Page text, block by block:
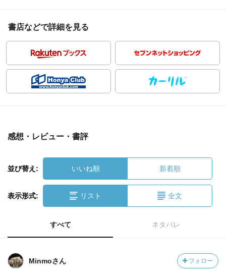
書店などで詳細を見る
感想・レビュー・書評
並び替え: いいね順 新着順
表示形式: リスト 全文
すべて ネタバレ
Minmoさん フォロー